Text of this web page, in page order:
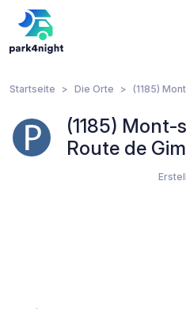
Startseite Die Orte (1185)
(1185) Mont-
Route de